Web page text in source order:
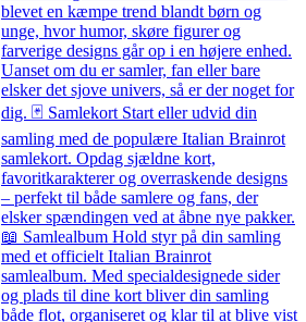
blevet en kæmpe trend blandt børn og
unge, hvor humor, skøre figurer og
farverige designs går op i en højere enhed.
Uanset om du er samler, fan eller bare
elsker det sjove univers, så er der noget for
dig. 🃏 Samlekort Start eller udvid din
samling med de populære Italian Brainrot
samlekort. Opdag sjældne kort,
favoritkarakterer og overraskende designs
– perfekt til både samlere og fans, der
elsker spændingen ved at åbne nye pakker.
📖 Samlealbum Hold styr på din samling
med et officielt Italian Brainrot
samlealbum. Med specialdesignede sider
og plads til dine kort bliver din samling
både flot, organiseret og klar til at blive vist